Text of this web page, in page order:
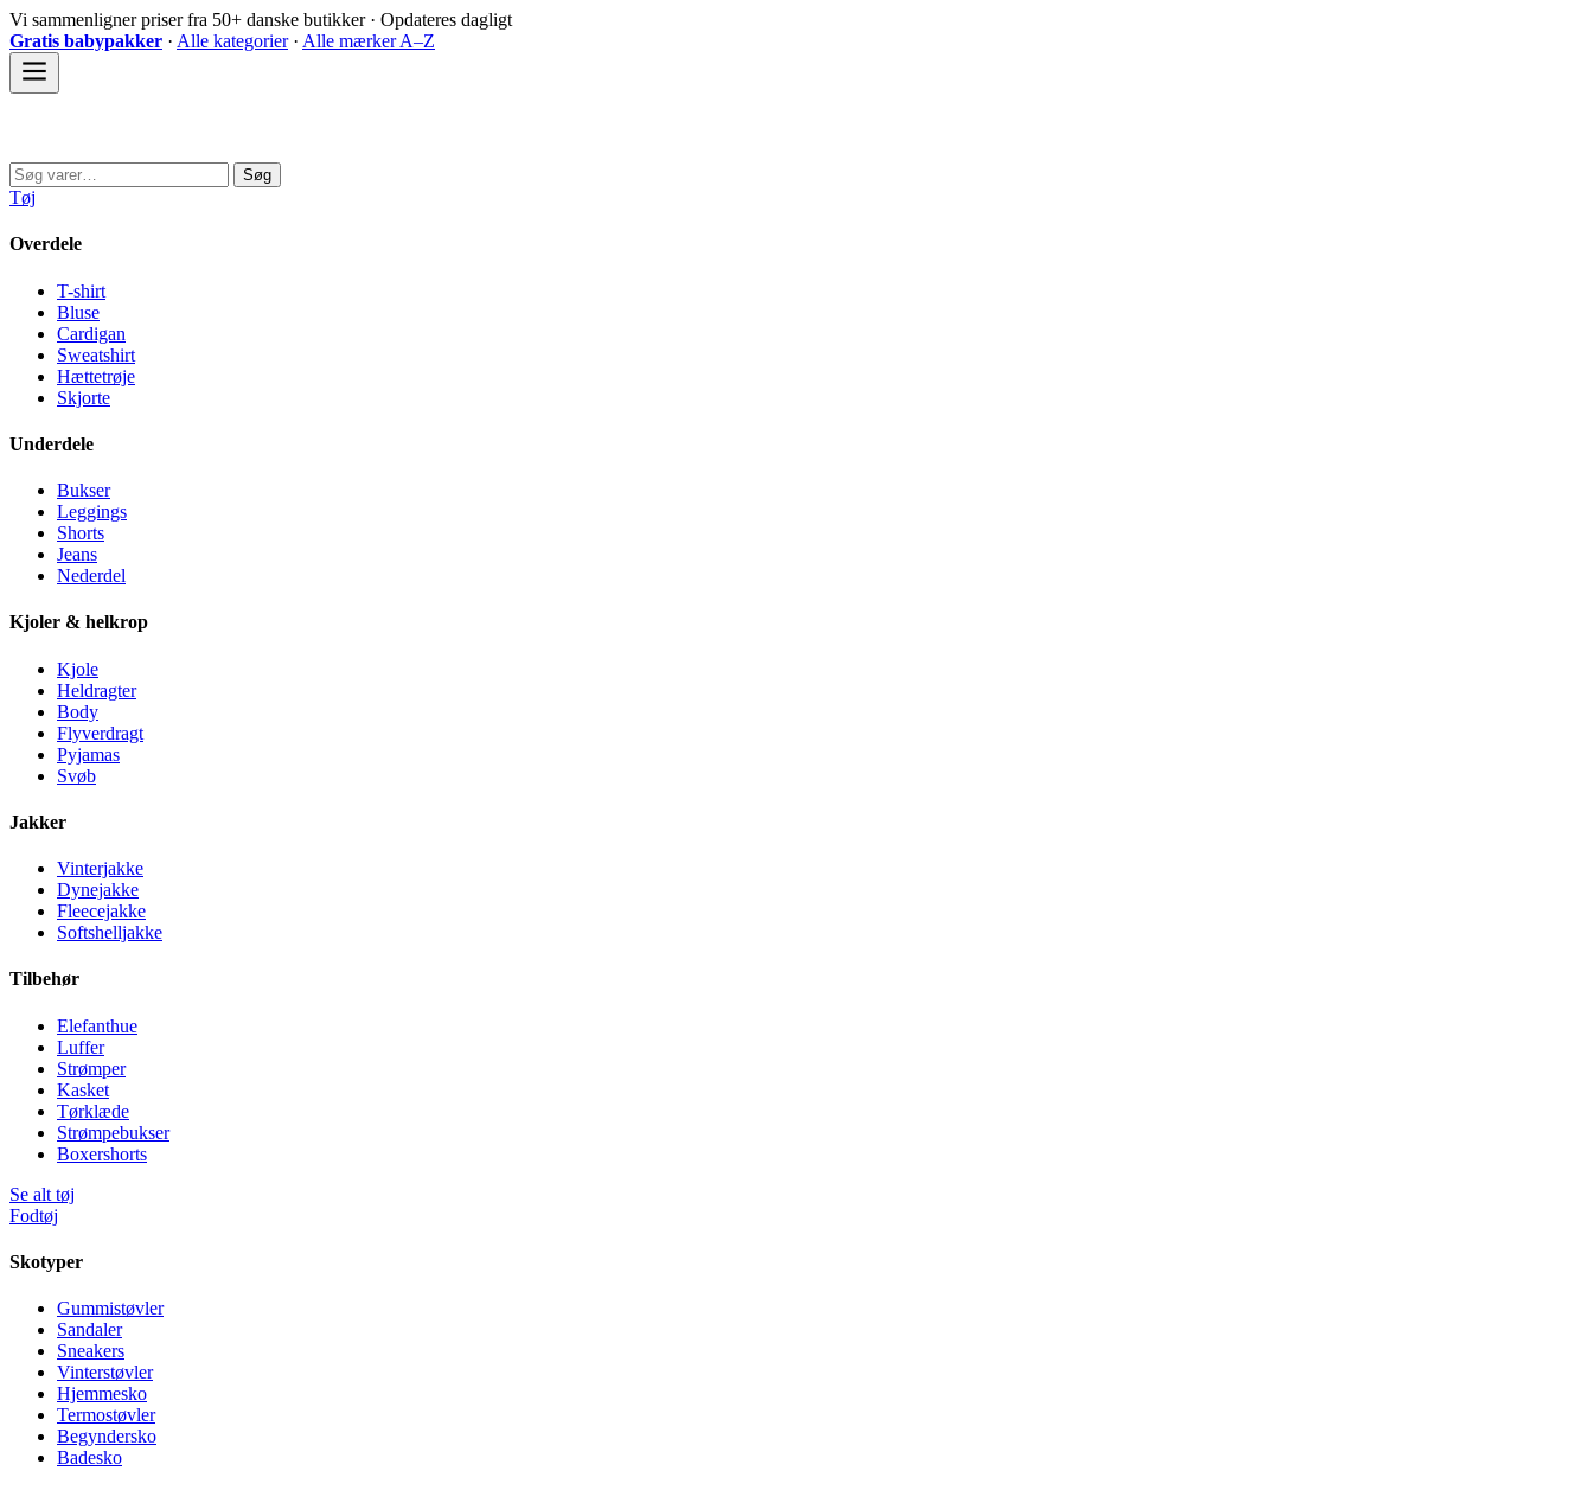
Spring
til
indhold
Vi sammenligner priser fra 50+ danske butikker · Opdateres dagligt
Gratis babypakker · Alle kategorier· Alle mærker A–Z
Søg
efter:
Søg
Tøj
Overdele
T-shirt
Bluse
Cardigan
Sweatshirt
Hættetrøje
Skjorte
Underdele
Bukser
Leggings
Shorts
Jeans
Nederdel
Kjoler & helkrop
Kjole
Heldragter
Body
Flyverdragt
Pyjamas
Svøb
Jakker
Vinterjakke
Dynejakke
Fleecejakke
Softshelljakke
Tilbehør
Elefanthue
Luffer
Strømper
Kasket
Tørklæde
Strømpebukser
Boxershorts
Se alt tøj
Fodtøj
Skotyper
Gummistøvler
Sandaler
Sneakers
Vinterstøvler
Hjemmesko
Termostøvler
Begyndersko
Badesko